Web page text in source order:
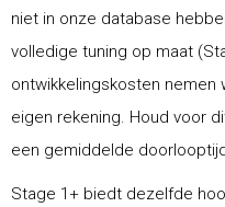
niet in onze database
volledige tuning op maat
ontwikkelingskosten nemen
eigen rekening. Houd voor
een gemiddelde
Stage 1+ biedt dezelfde